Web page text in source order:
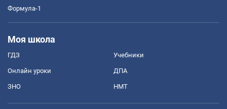
Формула-1
Моя школа
ГДЗ Учебники
Онлайн уроки ДПА
ЗНО НМТ